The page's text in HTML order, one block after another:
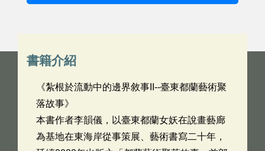
書籍介紹
《紮根於流動中的邊界敘事II--臺東都蘭藝術聚
落故事》
本書作者李韻儀，以臺東都蘭女妖在說畫藝廊
為基地在東海岸從事策展、藝術書寫二十年，